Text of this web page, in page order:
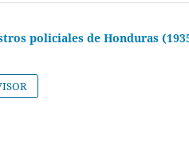
policiales de Honduras